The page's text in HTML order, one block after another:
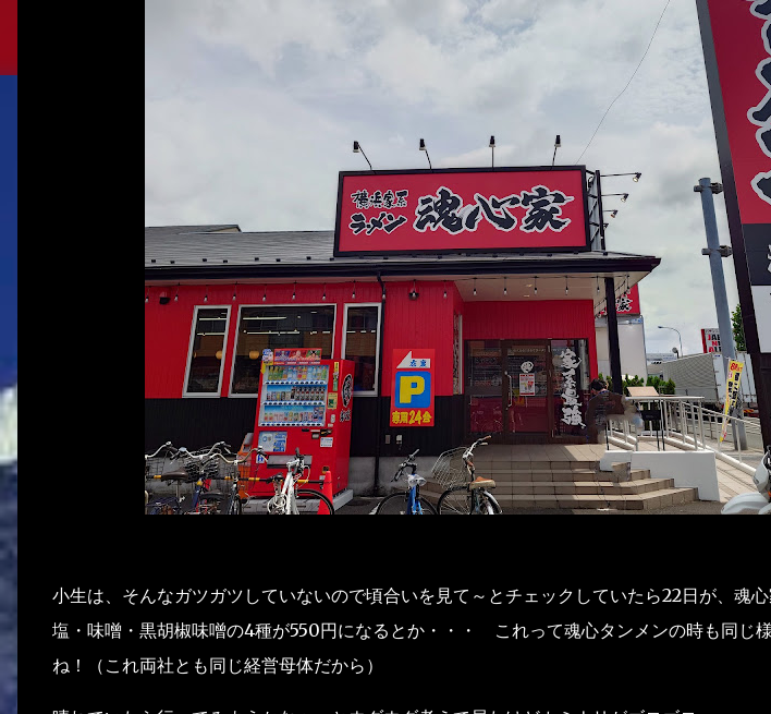
小生は、そんなガツガツしていないので頃合いを見て～とチェックしていたら22日が、魂心
塩・味噌・黒胡椒味噌の4種が550円になるとか・・・ これって魂心タンメンの時も同じ
ね！（これ両社とも同じ経営母体だから）